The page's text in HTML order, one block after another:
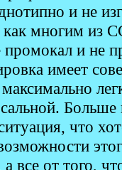
и не
многим из
промокал и не
имеет
максимально
что
все от того,